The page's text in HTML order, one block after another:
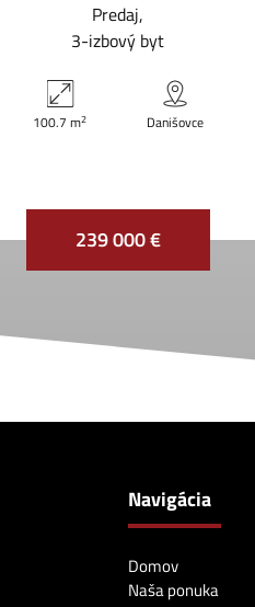
Predaj
3-izbový byt
100.7 m2 Danišovce
239 000 €
Navigácia
Domov
Naša ponuka